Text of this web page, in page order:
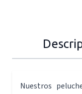
Nuestros